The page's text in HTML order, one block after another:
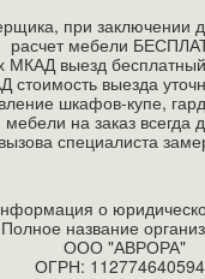
при заключении
расчет мебели
МКАД выезд
выезда
шкафов-купе,
на заказ всегда
вызова специалиста
о
Полное название
ООО "АВРОРА"
ОГРН: